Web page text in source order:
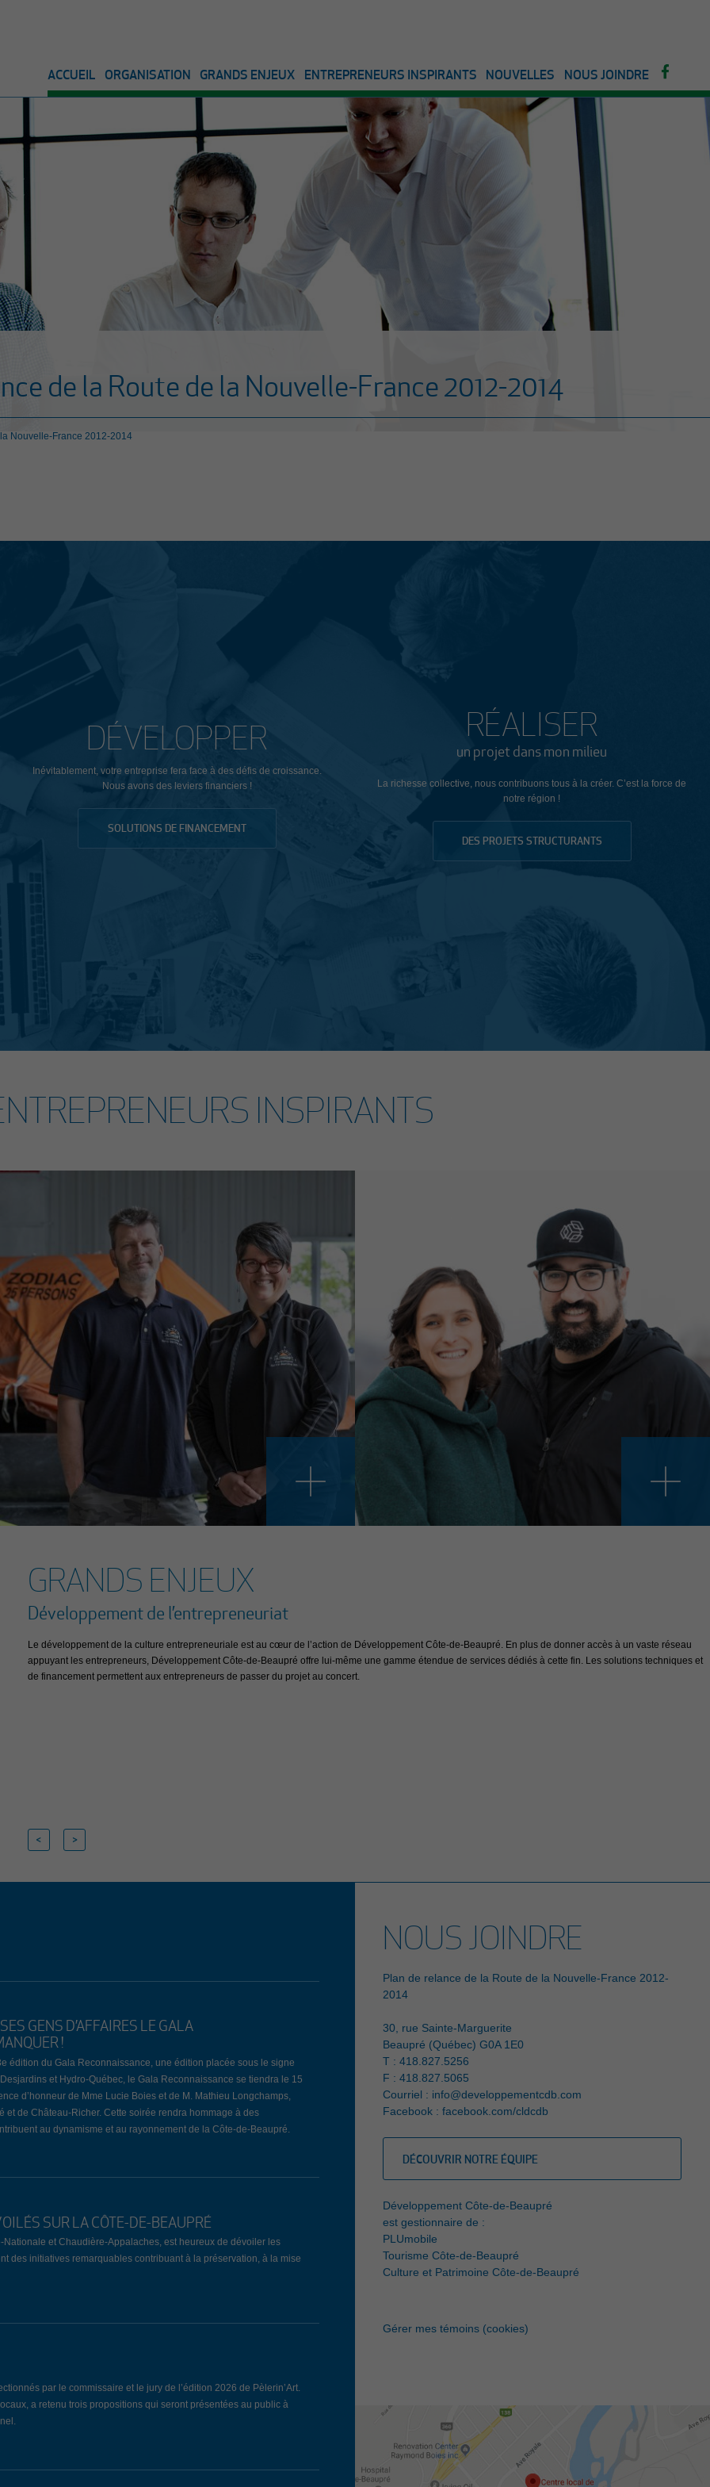
ACCUEIL ORGANISATION GRANDS ENJEUX ENTREPRENEURS INSPIRANTS NOUVELLES NOUS JOINDRE
de la Route de la Nouvelle-France 2012-2014
Nouvelle-France 2012-2014
DÉVELOPPER
Inévitablement, votre entreprise fera face à des défis de croissance.
Nous avons des leviers financiers !
SOLUTIONS DE FINANCEMENT
RÉALISER
un projet dans mon milieu
La richesse collective, nous contribuons tous à la créer. C’est la force de
notre région !
DES PROJETS STRUCTURANTS
INSPIRANTS
GRANDS ENJEUX
Développement et embellissement des zones commerciales
L’optimisation de la valeur commerciale des axes de la route 138 et de l’avenue Royale se traduit par la planification
règlements) et le développement de stratégies d’embellissement et d’animation et de mise en valeur des éléments
etc.).
GENS D’AFFAIRES LE GALA
!
édition du Gala Reconnaissance, une édition placée sous le signe
et Hydro-Québec, le Gala Reconnaissance se tiendra le 15
d’honneur de Mme Lucie Boies et de M. Mathieu Longchamps,
de Château-Richer. Cette soirée rendra hommage à des
au dynamisme et au rayonnement de la Côte-de-Beaupré.
SUR LA CÔTE-DE-BEAUPRÉ
et Chaudière-Appalaches, est heureux de dévoiler les
des initiatives remarquables contribuant à la préservation, à la mise
par le commissaire et le jury de l’édition 2026 de Pèlerin’Art.
a retenu trois propositions qui seront présentées au public à
NOUS JOINDRE
Plan de relance de la Route de la Nouvelle-France 2012-
2014
30, rue Sainte-Marguerite
Beaupré (Québec) G0A 1E0
T : 418.827.5256
F : 418.827.5065
Courriel : info@developpementcdb.com
Facebook :facebook.com/cldcdb
DÉCOUVRIR NOTRE ÉQUIPE
Développement Côte-de-Beaupré
est gestionnaire de :
PLUmobile
Tourisme Côte-de-Beaupré
Culture et Patrimoine Côte-de-Beaupré
Gérer mes témoins (cookies)